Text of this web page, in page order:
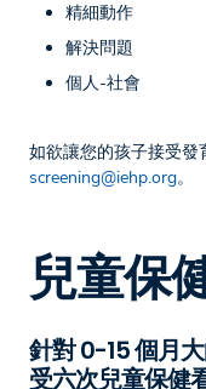
精細動作
解決問題
個人-社會
如欲讓您的孩子接受
screening@iehp.org。
兒童保
針對 0-15 個月
受六次兒童保健